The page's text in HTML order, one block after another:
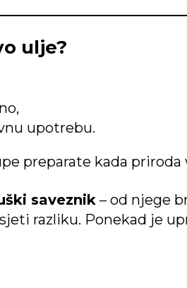
ulje?
upotrebu.
preparate kada
saveznik – od njege
razliku. Ponekad je